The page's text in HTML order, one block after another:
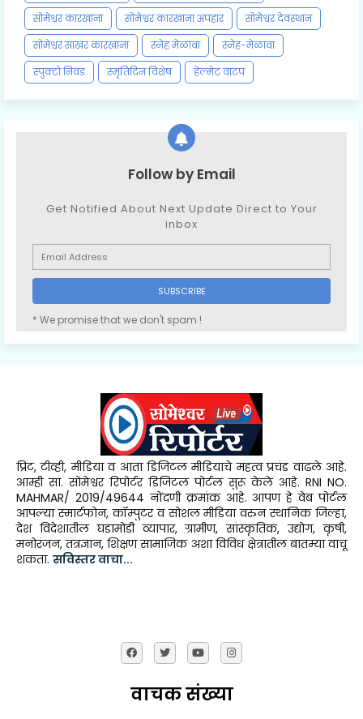
सोमेश्वर कारखाना
सोमेश्वर कारखाना अपहार
सोमेश्वर देवस्थान
सोमेश्वर साखर कारखाना
स्नेह मेळावा
स्नेह-मेळावा
स्पुक्टो निवड
स्मृतिदिन विशेष हेल्मेट वाटप
Follow by Email
Get Notified About Next Update Direct to Your
inbox
* We promise that we don't spam !
प्रिंट, टीव्ही, मीडिया व आता डिजिटल मीडियाचे महत्व प्रचंड वाढले आहे.
आम्ही सा. सोमेश्वर रिपोर्टर डिजिटल पोर्टल सुरू केले आहे. RNI NO.
MAHMAR/ 2019/49644 नोंदणी क्रमांक आहे. आपण हे वेब पोर्टल
आपल्या स्मार्टफोन, कॉम्पुटर व सोशल मीडिया वरुन स्थानिक जिल्हा,
देश विदेशातील घडामोडी व्यापार, ग्रामीण, सांस्कृतिक, उद्योग, कृषी,
मनोरंजन, तंत्रज्ञान, शिक्षण सामाजिक अशा विविध क्षेत्रातील बातम्या वाचू
शकता. सविस्तर वाचा...
वाचक संख्या